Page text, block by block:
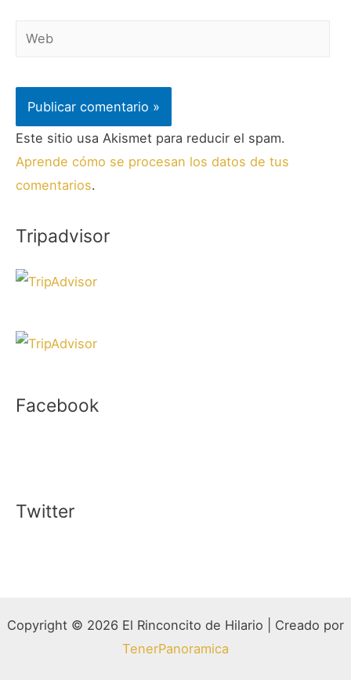
Este sitio usa Akismet para reducir el spam.
Aprende cómo se procesan los datos de tus
comentarios.
Tripadvisor
Facebook
Twitter
Copyright © 2026 El Rinconcito de Hilario | Creado por
TenerPanoramica